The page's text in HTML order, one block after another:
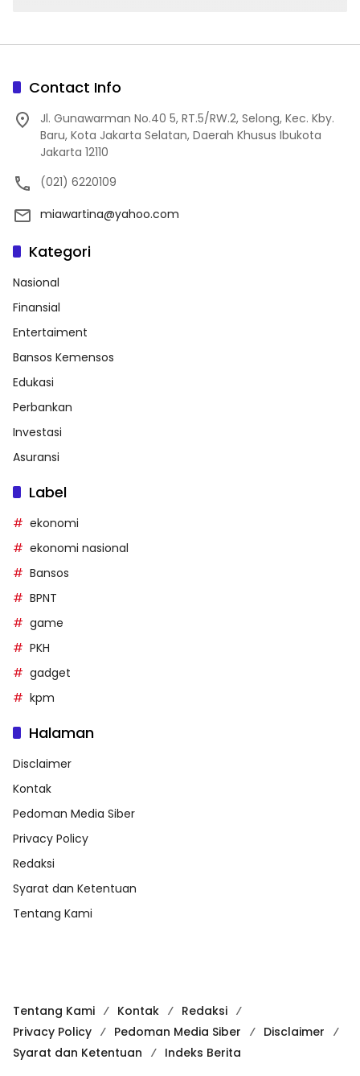
Contact Info
Jl. Gunawarman No.40 5, RT.5/RW.2, Selong, Kec. Kby.
Baru, Kota Jakarta Selatan, Daerah Khusus Ibukota
Jakarta 12110
(021) 6220109
miawartina@yahoo.com
Kategori
Nasional
Finansial
Entertaiment
Bansos Kemensos
Edukasi
Perbankan
Investasi
Asuransi
Label
ekonomi
ekonomi nasional
Bansos
BPNT
game
PKH
gadget
kpm
Halaman
Disclaimer
Kontak
Pedoman Media Siber
Privacy Policy
Redaksi
Syarat dan Ketentuan
Tentang Kami
Tentang Kami Kontak
Redaksi
Privacy Policy
Pedoman Media Siber
Disclaimer
Syarat dan Ketentuan
Indeks Berita